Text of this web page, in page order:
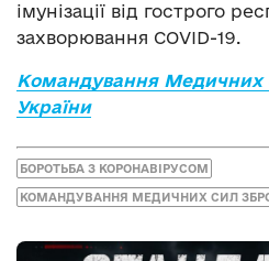
імунізації від гострого
захворювання COVID-19.
Командування Медичних
України
БОРОТЬБА З КОРОНАВІРУСОМ
КОМАНДУВАННЯ МЕДИЧНИХ СИЛ